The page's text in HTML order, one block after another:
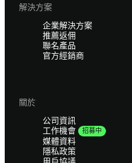
解決方案
企業解決方案
推薦返佣
聯名產品
官方經銷商
關於
公司資訊
工作機會
招募中
媒體資料
隱私政策